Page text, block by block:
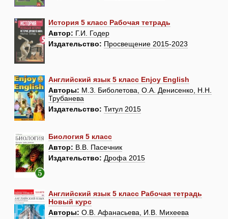
История 5 класс Рабочая тетрадь
Автор: Г.И. Годер
Издательство: Просвещение 2015-2023
Английский язык 5 класс Enjoy English
Авторы: М.З. Биболетова, О.А. Денисенко, Н.Н.
Трубанева
Издательство: Титул 2015
Биология 5 класс
Автор: В.В. Пасечник
Издательство: Дрофа 2015
Английский язык 5 класс Рабочая тетрадь
Новый курс
Авторы: О.В. Афанасьева, И.В. Михеева